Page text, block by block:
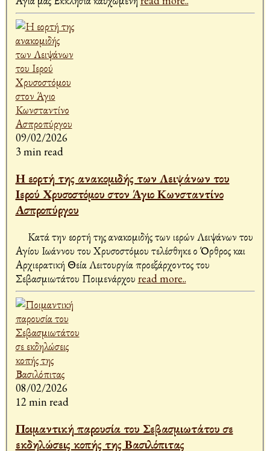
09/02/2026
3 min read
Η εορτή της ανακομιδής των Λειψάνων του
Ιερού Χρυσοστόμου στον Άγιο Κωνσταντίνο
Ασπροπύργου
Αγίου Ιωάννου του Χρυσοστόμου τελέσθηκε ο Όρθρος και
Αρχιερατική Θεία Λειτουργία προεξάρχοντος του
Σεβασμιωτάτου Ποιμενάρχου read more..
08/02/2026
12 min read
Ποιμαντική παρουσία του Σεβασμιωτάτου σε
εκδηλώσεις κοπής της Βασιλόπιτας